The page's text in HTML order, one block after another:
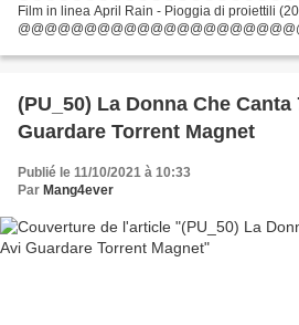
Film in linea April Rain - Pioggia di proiettili
2014, Generi: Azione Elenco degli attori:...
(PU_50) La Donna Che
Guardare Torrent Magnet
Publié le 11/10/2021 à 10:33
Par Mang4ever